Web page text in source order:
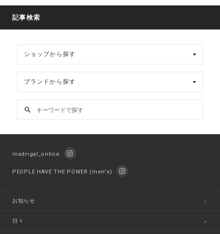
ー
カ
イ
ブ
記事検索
madrigal_online
PEOPLE HAVE THE POWER (men's)
お知らせ
日々